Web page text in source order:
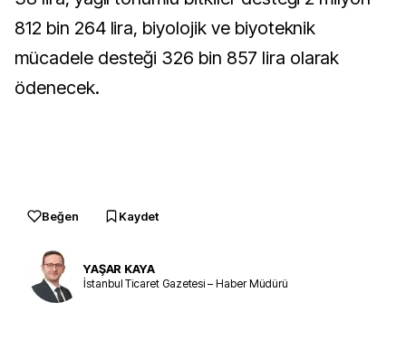
812 bin 264 lira, biyolojik ve biyoteknik
mücadele desteği 326 bin 857 lira olarak
ödenecek.
Beğen Kaydet
YAŞAR KAYA
İstanbul Ticaret Gazetesi – Haber Müdürü